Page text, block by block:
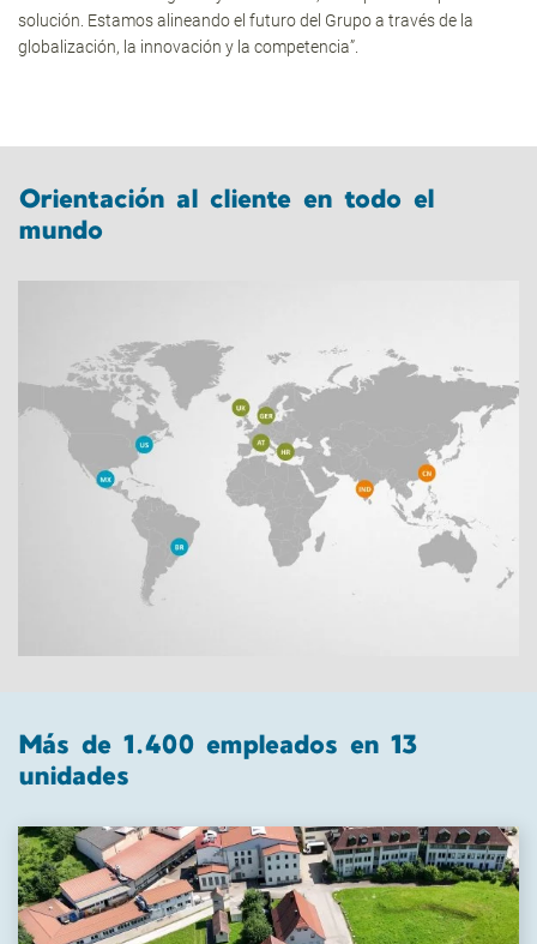
solución. Estamos alineando el futuro del Grupo a través de la
globalización, la innovación y la competencia”.
Orientación al cliente en todo el
mundo
Más de 1.400 empleados en 13
unidades